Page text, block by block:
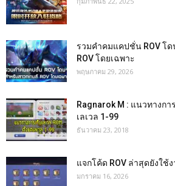
รวมคำคมแคปชั่น ROV โด
ROV โดยเฉพาะ
พฤษภาคม 29, 2026
Ragnarok M : แนวทางกา
เลเวล 1-99
ธันวาคม 23, 2018
แจกโค้ด ROV ล่าสุดยังใช้
มกราคม 16, 2026